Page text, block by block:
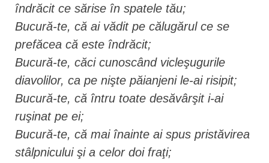
îndrăcit ce sărise în spatele tău;
Bucură-te, că ai vădit pe călugărul ce se
prefăcea că este îndrăcit;
Bucură-te, căci cunoscând vicleşugurile
diavolilor, ca pe nişte păianjeni le-ai risipit;
Bucură-te, că întru toate desăvârşit i-ai
ruşinat pe ei;
Bucură-te, că mai înainte ai spus pristăvirea
stâlpnicului şi a celor doi fraţi;